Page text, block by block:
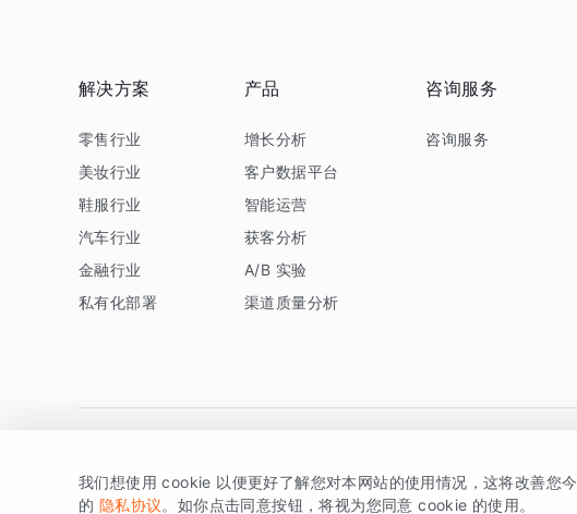
解决方案
零售行业
美妆行业
鞋服行业
汽车行业
金融行业
私有化部署
产品
增长分析
客户数据平台
智能运营
获客分析
A/B 实验
渠道质量分析
咨询服务
咨询服务
版权所有 © 北京易数科技有限公司SDK相关说明 京ICP备15038330号
我们想使用 cookie 以便更好了解您对本网站的使用情况，这将改善您
的 隐私协议。如你点击同意按钮，将视为您同意 cookie 的使用。